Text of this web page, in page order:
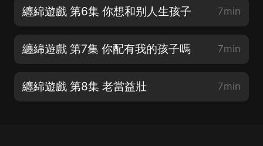
纏綿遊戲 第6集 你想和别人生孩子 7min
纏綿遊戲 第7集 你配有我的孩子嗎 7min
纏綿遊戲 第8集 老當益壯 7min